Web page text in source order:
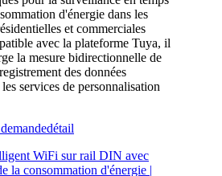
d'énergie dans les
et commerciales
avec la plateforme Tuya, il
la mesure bidirectionnelle de
des données
services de personnalisation
détail